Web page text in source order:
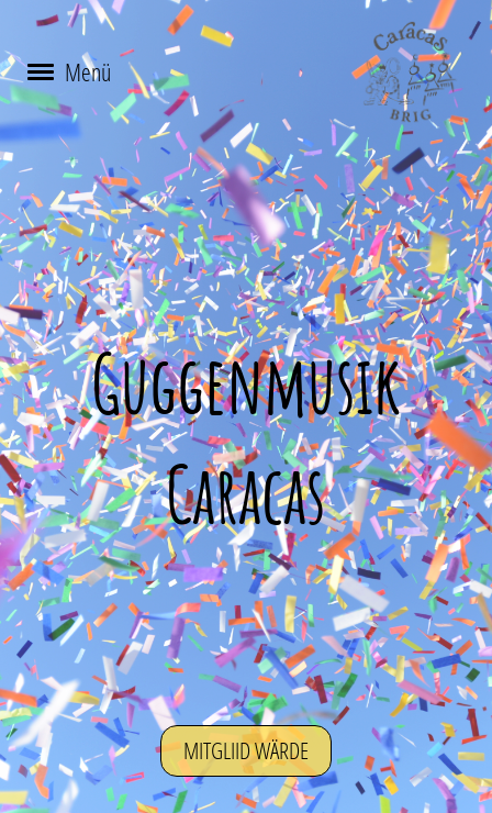
Menü
Guggenmusik
Caracas
MITGLIID WÄRDE